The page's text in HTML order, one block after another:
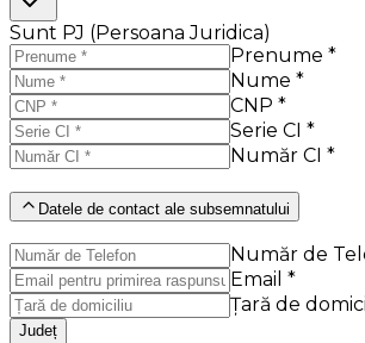
Sunt PJ (Persoana Juridica)
Prenume *
Nume *
CNP *
Serie CI *
Număr CI *
Datele de contact ale subsemnatului
Număr de
Email *
Țară de
Județ